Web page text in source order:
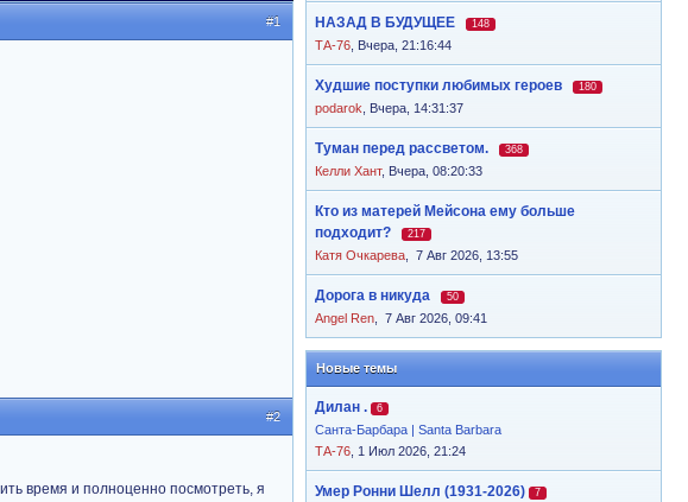
НАЗАД В БУДУЩЕЕ 148
ТА-76 Вчера, 21:16:44
Худшие поступки любимых героев 180
podarok Вчера, 14:31:37
Туман перед рассветом. 368
Келли Хант, Вчера, 08:20:33
Кто из матерей Мейсона ему больше
подходит?
217
Катя Очкарева 7 Авг 2026, 13:55
Дорога в никуда 50
Angel Ren 7 Авг 2026, 09:41
Новые темы
Дилан . 6
Санта-Барбара | Santa Barbara
ТА-76 , 1 Июл 2026, 21:24
Умер Ронни Шелл (1931-2026) 7
#1
#2
время и полноценно посмотреть, я